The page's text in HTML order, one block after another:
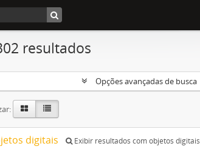
resultados
Opções avançadas de busca
digitais Exibir resultados com objetos digitais